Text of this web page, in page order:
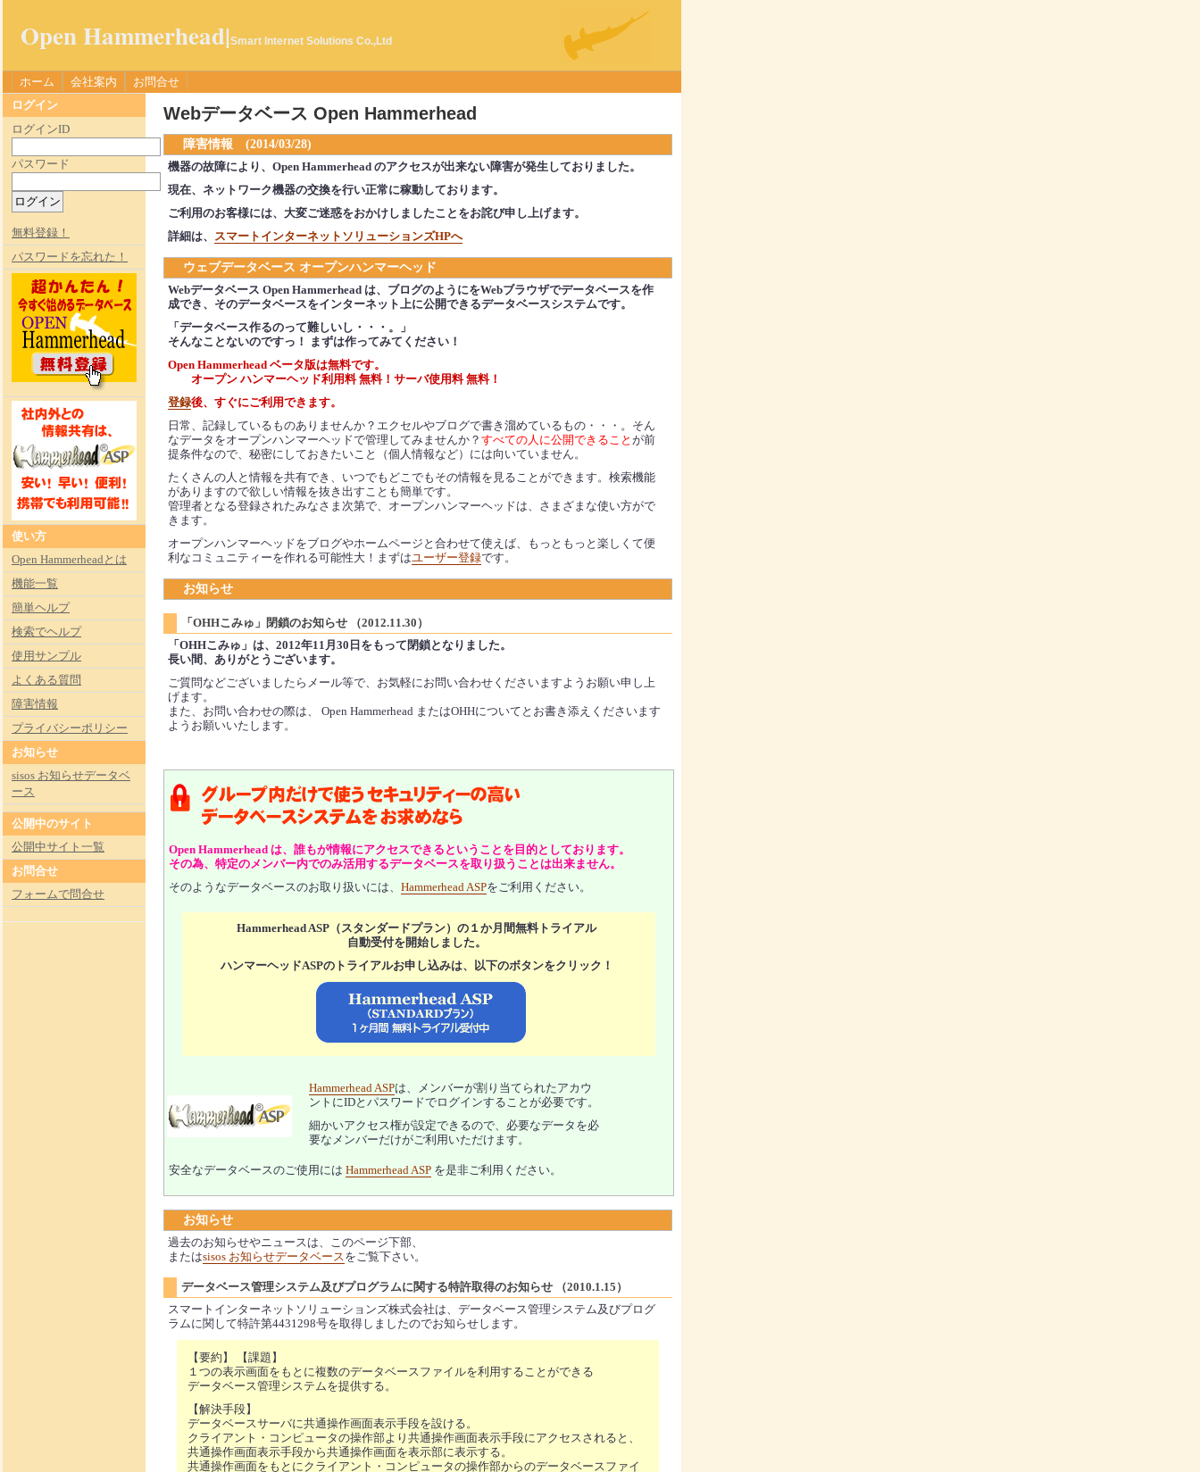
Open Hammerhead|Smart Internet Solutions Co.,Ltd
ホーム 会社案内 お問合せ
Webデータベース Open Hammerhead
障害情報 (2014/03/28)
機器の故障により、Open Hammerhead のアクセスが出来ない障害が発生しておりました。
現在、ネットワーク機器の交換を行い正常に稼動しております。
ご利用のお客様には、大変ご迷惑をおかけしましたことをお詫び申し上げます。
詳細は、 スマートインターネットソリューションズHPへ
ウェブデータベース オープンハンマーヘッド
Webデータベース Open Hammerhead は、ブログのようにをWebブラウザでデータベースを作
成でき、そのデータベースをインターネット上に公開できるデータベースシステムです。
「データベース作るのって難しいし・・・。」
そんなことないのですっ！ まずは作ってみてください！
Open Hammerhead ベータ版は無料です。
オープン ハンマーヘッド利用料 無料！サーバ使用料 無料！
登録後、すぐにご利用できます。
日常、記録しているものありませんか？エクセルやブログで書き溜めているもの・・・。そん
なデータをオープンハンマーヘッドで管理してみませんか？ すべての人に公開できること が前
提条件なので、秘密にしておきたいこと（個人情報など）には向いていません。
たくさんの人と情報を共有でき、いつでもどこでもその情報を見ることができます。検索機能
がありますので欲しい情報を抜き出すことも簡単です。
管理者となる登録されたみなさま次第で、オープンハンマーヘッドは、さまざまな使い方がで
きます。
オープンハンマーヘッドをブログやホームページと合わせて使えば、もっともっと楽しくて便
利なコミュニティーを作れる可能性大！まずはユーザー登録です。
お知らせ
「OHHこみゅ」閉鎖のお知らせ （2012.11.30）
「OHHこみゅ」は、2012年11月30日をもって閉鎖となりました。
長い間、ありがとうございます。
ご質問などございましたらメール等で、お気軽にお問い合わせくださいますようお願い申し上
げます。
また、お問い合わせの際は、 Open Hammerhead またはOHHについてとお書き添えくださいます
ようお願いいたします。
Open Hammerhead は、誰もが情報にアクセスできるということを目的としております。
その為、特定のメンバー内でのみ活用するデータベースを取り扱うことは出来ません。
そのようなデータベースのお取り扱いには、 Hammerhead ASPをご利用ください。
Hammerhead ASP（スタンダードプラン）の１か月間無料トライアル
自動受付を開始しました。
ハンマーヘッドASPのトライアルお申し込みは、以下のボタンをクリック！
Hammerhead ASPは、メンバーが割り当てられたアカウ
ントにIDとパスワードでログインすることが必要です。
細かいアクセス権が設定できるので、必要なデータを必
要なメンバーだけがご利用いただけます。
安全なデータベースのご使用には Hammerhead ASP を是非ご利用ください。
お知らせ
過去のお知らせやニュースは、このページ下部、
またはsisos お知らせデータベースをご覧下さい。
データベース管理システム及びプログラムに関する特許取得のお知らせ （2010.1.15）
スマートインターネットソリューションズ株式会社は、データベース管理システム及びプログ
ラムに関して特許第4431298号を取得しましたのでお知らせします。
【要約】 【課題】
１つの表示画面をもとに複数のデータベースファイルを利用することができる
データベース管理システムを提供する。
【解決手段】
データベースサーバに共通操作画面表示手段を設ける。
クライアント・コンピュータの操作部より共通操作画面表示手段にアクセスされると、
共通操作画面表示手段から共通操作画面を表示部に表示する。
共通操作画面をもとにクライアント・コンピュータの操作部からのデータベースファイ
ログイン
ログインID
パスワード
無料登録！
パスワードを忘れた！
使い方
Open Hammerheadとは
機能一覧
簡単ヘルプ
検索でヘルプ
使用サンプル
よくある質問
障害情報
プライバシーポリシー
お知らせ
sisos お知らせデータベ
ース
公開中のサイト
公開中サイト一覧
お問合せ
フォームで問合せ